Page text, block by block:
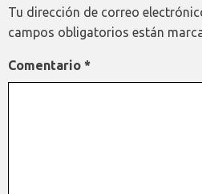
Tu dirección de correo
campos obligatorios están
Comentario *